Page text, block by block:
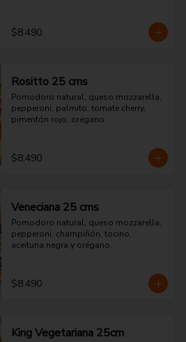
$8.490
Rositto 25 cms
Pomodoro natural, queso mozzarella,
pepperoni, palmito, tomate cherry,
pimentón rojo, orégano.
$8.490
Veneciana 25 cms
Pomodoro natural, queso mozzarella,
pepperoni, champiñón, tocino,
aceituna negra y orégano.
$8.490
King Vegetariana 25cm